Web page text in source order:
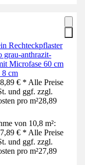
Rechteckpflaster
grau-anthrazit-
Microfase 60 cm
8 cm
€ * Alle Preise
und ggf. zzgl.
pro m²28,89
von 10,8 m²:
€ * Alle Preise
und ggf. zzgl.
pro m²27,89